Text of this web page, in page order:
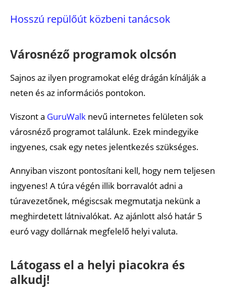
Hosszú repülőút közbeni tanácsok
Városnéző programok olcsón
Sajnos az ilyen programokat elég drágán kínálják a
neten és az információs pontokon.
Viszont a GuruWalk nevű internetes felületen sok
városnéző programot találunk. Ezek mindegyike
ingyenes, csak egy netes jelentkezés szükséges.
Annyiban viszont pontosítani kell, hogy nem teljesen
ingyenes! A túra végén illik borravalót adni a
túravezetőnek, mégiscsak megmutatja nekünk a
meghirdetett látnivalókat. Az ajánlott alsó határ 5
euró vagy dollárnak megfelelő helyi valuta.
Látogass el a helyi piacokra és
alkudj!